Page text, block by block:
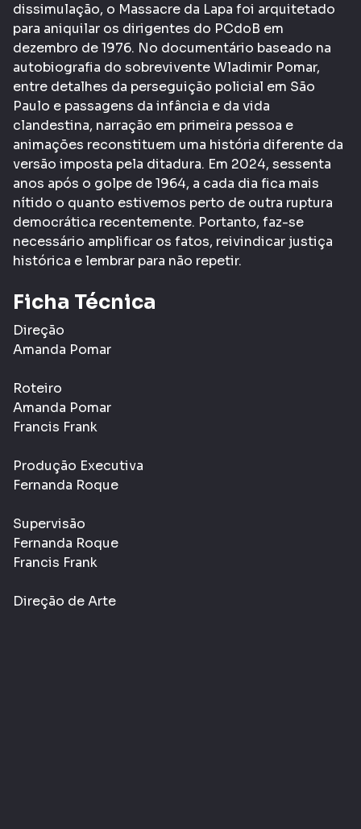
dissimulação, o Massacre da Lapa foi arquitetado
para aniquilar os dirigentes do PCdoB em
dezembro de 1976. No documentário baseado na
autobiografia do sobrevivente Wladimir Pomar,
entre detalhes da perseguição policial em São
Paulo e passagens da infância e da vida
clandestina, narração em primeira pessoa e
animações reconstituem uma história diferente da
versão imposta pela ditadura. Em 2024, sessenta
anos após o golpe de 1964, a cada dia fica mais
nítido o quanto estivemos perto de outra ruptura
democrática recentemente. Portanto, faz-se
necessário amplificar os fatos, reivindicar justiça
histórica e lembrar para não repetir.
Ficha Técnica
Direção
Amanda Pomar
Roteiro
Amanda Pomar
Francis Frank
Produção Executiva
Fernanda Roque
Supervisão
Fernanda Roque
Francis Frank
Direção de Arte